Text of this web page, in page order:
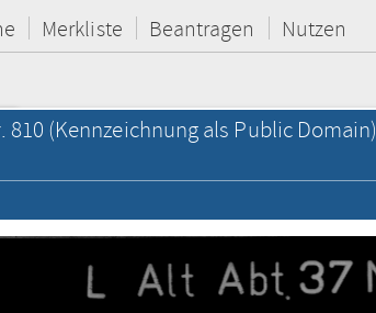
Merkliste Beantragen Nutzen
810 (Kennzeichnung als Public Domain)